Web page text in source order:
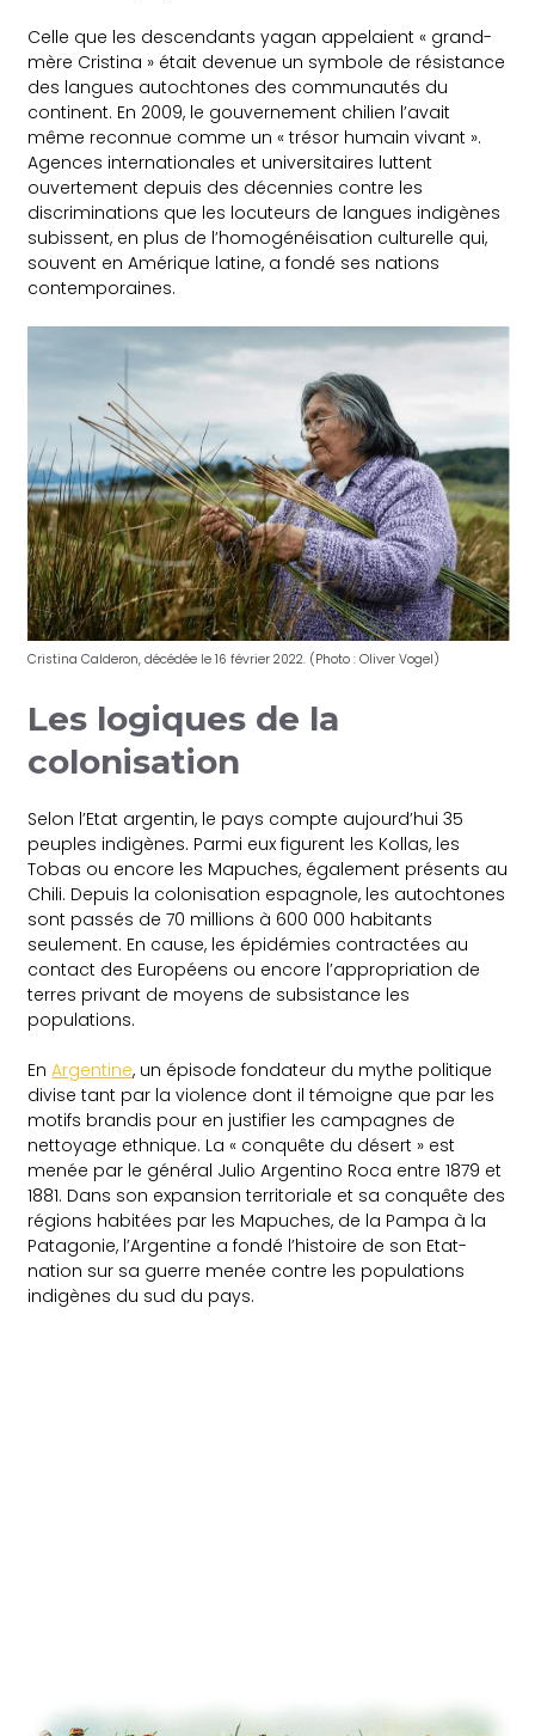
Celle que les descendants yagan appelaient « grand-
mère Cristina » était devenue un symbole de résistance
des langues autochtones des communautés du
continent. En 2009, le gouvernement chilien l’avait
même reconnue comme un « trésor humain vivant ».
Agences internationales et universitaires luttent
ouvertement depuis des décennies contre les
discriminations que les locuteurs de langues indigènes
subissent, en plus de l’homogénéisation culturelle qui,
souvent en Amérique latine, a fondé ses nations
contemporaines.
Cristina Calderon, décédée le 16 février 2022. (Photo : Oliver Vogel)
Les logiques de la
colonisation
Selon l’Etat argentin, le pays compte aujourd’hui 35
peuples indigènes. Parmi eux figurent les Kollas, les
Tobas ou encore les Mapuches, également présents au
Chili. Depuis la colonisation espagnole, les autochtones
sont passés de 70 millions à 600 000 habitants
seulement. En cause, les épidémies contractées au
contact des Européens ou encore l’appropriation de
terres privant de moyens de subsistance les
populations.
EnArgentine, un épisode fondateur du mythe politique
divise tant par la violence dont il témoigne que par les
motifs brandis pour en justifier les campagnes de
nettoyage ethnique. La « conquête du désert » est
menée par le général Julio Argentino Roca entre 1879 et
1881. Dans son expansion territoriale et sa conquête des
régions habitées par les Mapuches, de la Pampa à la
Patagonie, l’Argentine a fondé l’histoire de son Etat-
nation sur sa guerre menée contre les populations
indigènes du sud du pays.